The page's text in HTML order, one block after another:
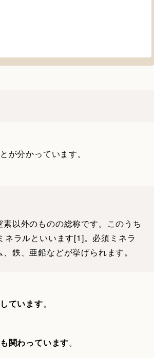
が分かっています。
以外のものの総称です。このうち
ラルといいます[1]。必須ミネラ
鉄、亜鉛などが挙げられます。
ています。
関わっています。